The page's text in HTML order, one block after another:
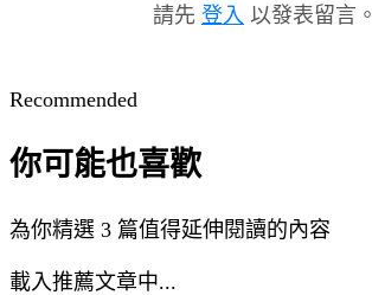
請先 登入 以發表留言。
Recommended
你可能也喜歡
為你精選 3 篇值得延伸閱讀的內容
載入推薦文章中...